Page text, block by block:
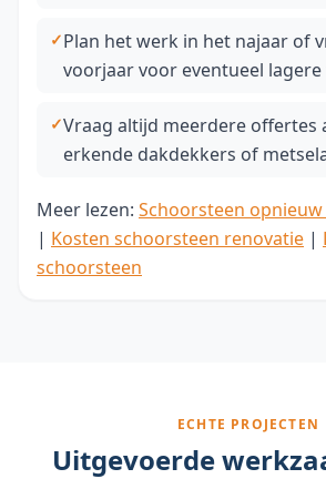
Plan het werk in het najaar of
voorjaar voor eventueel
Vraag altijd meerdere offertes
erkende dakdekkers of
Meer lezen: Schoorsteen
| Kosten schoorsteen renovatie |
schoorsteen
ECHTE PROJECTEN
Uitgevoerde